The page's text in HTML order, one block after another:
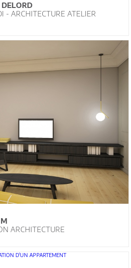
- ARCHITECTURE ATELIER
ARCHITECTURE